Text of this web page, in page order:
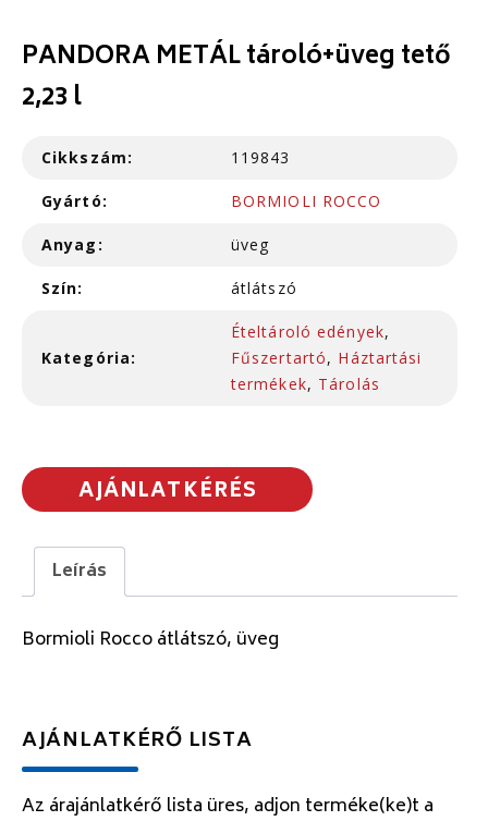
PANDORA METÁL tároló+üveg tető
2,23 l
Cikkszám: 119843
Gyártó: BORMIOLI ROCCO
Anyag: üveg
Szín: átlátszó
Kategória:
Ételtároló edények,
Fűszertartó, Háztartási
termékek, Tárolás
AJÁNLATKÉRÉS
Leírás
Bormioli Rocco átlátszó, üveg
AJÁNLATKÉRŐ LISTA
Az árajánlatkérő lista üres, adjon terméke(ke)t a